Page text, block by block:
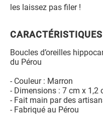
les laissez pas filer !
CARACTÉRISTIQUES
Boucles d’oreilles
du Pérou
- Couleur : Marron
- Dimensions : 7 cm x 1,2
- Fait main par des
- Fabriqué au Pérou